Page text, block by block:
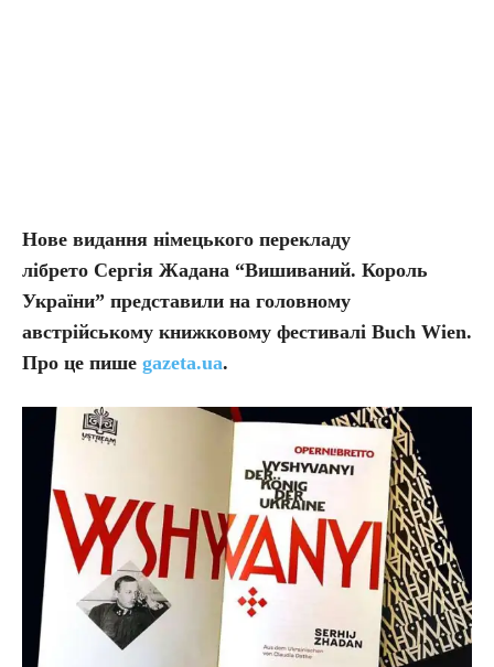
Нове видання німецького перекладу
лібрето Сергія Жадана “Вишиваний. Король
України” представили на головному
австрійському книжковому фестивалі Buch Wien.
Про це пише gazeta.ua.